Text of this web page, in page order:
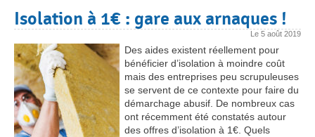
Services
Tourisme
Isolation à 1€ : gare aux arnaques !
Le 5 août 2019
Des aides existent réellement pour
bénéficier d’isolation à moindre coût
mais des entreprises peu scrupuleuses
se servent de ce contexte pour faire du
démarchage abusif. De nombreux cas
ont récemment été constatés autour
des offres d’isolation à 1€. Quels